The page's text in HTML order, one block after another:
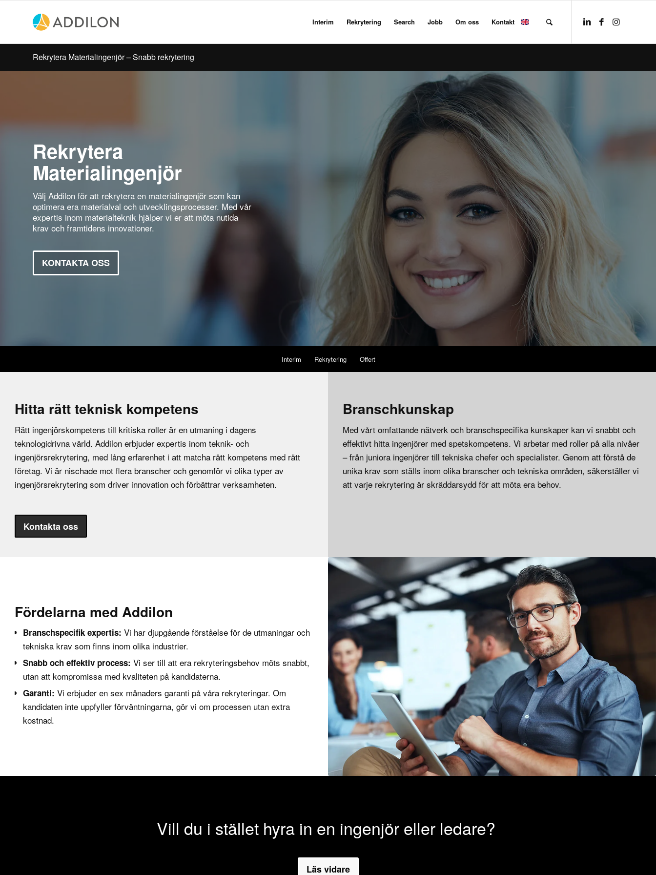
Interim Rekrytering Search Jobb Om oss Kontakt
Rekrytera Materialingenjör – Snabb rekrytering
Rekrytera
Materialingenjör
Välj Addilon för att rekrytera en materialingenjör som kan
optimera era materialval och utvecklingsprocesser. Med vår
expertis inom materialteknik hjälper vi er att möta nutida
krav och framtidens innovationer.
KONTAKTA OSS
Interim Rekrytering Offert
Hitta rätt teknisk kompetens
Rätt ingenjörskompetens till kritiska roller är en utmaning i dagens
teknologidrivna värld. Addilon erbjuder expertis inom teknik- och
ingenjörsrekrytering, med lång erfarenhet i att matcha rätt kompetens med rätt
företag. Vi är nischade mot flera branscher och genomför vi olika typer av
ingenjörsrekrytering som driver innovation och förbättrar verksamheten.
Kontakta oss
Branschkunskap
Med vårt omfattande nätverk och branschspecifika kunskaper kan vi snabbt och
effektivt hitta ingenjörer med spetskompetens. Vi arbetar med roller på alla nivåer
– från juniora ingenjörer till tekniska chefer och specialister. Genom att förstå de
unika krav som ställs inom olika branscher och tekniska områden, säkerställer vi
att varje rekrytering är skräddarsydd för att möta era behov.
Fördelarna med Addilon
Branschspecifik expertis: Vi har djupgående förståelse för de utmaningar och
tekniska krav som finns inom olika industrier.
Snabb och effektiv process: Vi ser till att era rekryteringsbehov möts snabbt,
utan att kompromissa med kvaliteten på kandidaterna.
Garanti: Vi erbjuder en sex månaders garanti på våra rekryteringar. Om
kandidaten inte uppfyller förväntningarna, gör vi om processen utan extra
kostnad.
Vill du i stället hyra in en ingenjör eller ledare?
Läs vidare